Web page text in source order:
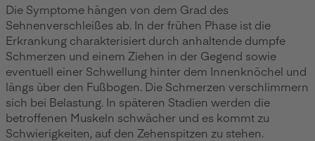
Die Symptome hängen von dem Grad des
Sehnenverschleißes ab. In der frühen Phase ist die
Erkrankung charakterisiert durch anhaltende dumpfe
Schmerzen und einem Ziehen in der Gegend sowie
eventuell einer Schwellung hinter dem Innenknöchel und
längs über den Fußbogen. Die Schmerzen verschlimmern
sich bei Belastung. In späteren Stadien werden die
betroffenen Muskeln schwächer und es kommt zu
Schwierigkeiten, auf den Zehenspitzen zu stehen.